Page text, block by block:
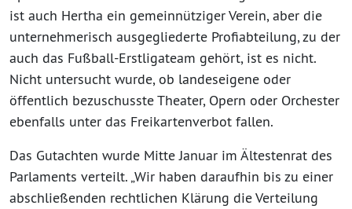
ist auch Hertha ein gemeinnütziger Verein, aber die
unternehmerisch ausgegliederte Profiabteilung, zu der
auch das Fußball-Erstligateam gehört, ist es nicht.
Nicht untersucht wurde, ob landeseigene oder
öffentlich bezuschusste Theater, Opern oder Orchester
ebenfalls unter das Freikartenverbot fallen.
Das Gutachten wurde Mitte Januar im Ältestenrat des
Parlaments verteilt. „Wir haben daraufhin bis zu einer
abschließenden rechtlichen Klärung die Verteilung